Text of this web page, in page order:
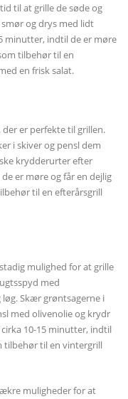
til at grille de søde og
og drys med lidt
minutter, indtil de er møre
tilbehør til en
en frisk salat.
er perfekte til grillen.
i skiver og pensl dem
krydderurter efter
er møre og får en dejlig
til en efterårsgrill
mulighed for at grille
med
Skær grøntsagerne i
med olivenolie og krydr
10-15 minutter, indtil
tilbehør til en vintergrill
muligheder for at